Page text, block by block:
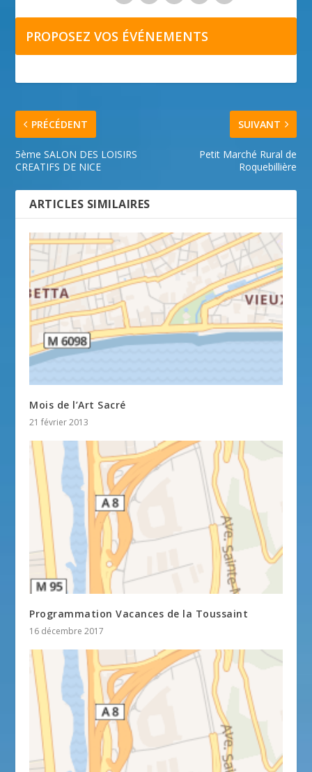
PROPOSEZ VOS ÉVÉNEMENTS
PRÉCÉDENT
5ème SALON DES LOISIRS
CREATIFS DE NICE
SUIVANT
Petit Marché Rural de
Roquebillière
ARTICLES SIMILAIRES
Mois de l’Art Sacré
21 février 2013
Programmation Vacances de la Toussaint
16 décembre 2017